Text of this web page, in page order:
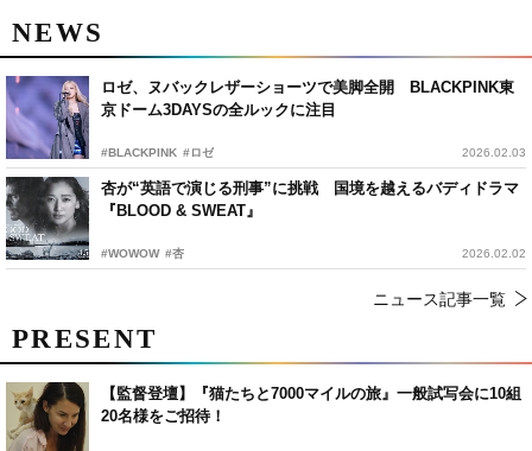
NEWS
ロゼ、ヌバックレザーショーツで美脚全開 BLACKPINK東
京ドーム3DAYSの全ルックに注目
#BLACKPINK #ロゼ 2026.02.03
杏が“英語で演じる刑事”に挑戦 国境を越えるバディドラマ
『BLOOD & SWEAT』
#WOWOW #杏 2026.02.02
ニュース記事一覧
PRESENT
【監督登壇】『猫たちと7000マイルの旅』一般試写会に10組
20名様をご招待！